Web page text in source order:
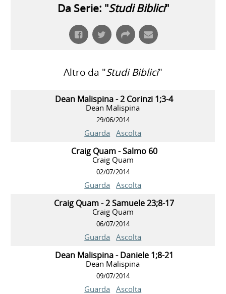
Da Serie: "Studi Biblici"
Altro da "Studi Biblici"
Dean Malispina - 2 Corinzi 1;3-4
Dean Malispina
29/06/2014
Guarda Ascolta
Craig Quam - Salmo 60
Craig Quam
02/07/2014
Guarda Ascolta
Craig Quam - 2 Samuele 23;8-17
Craig Quam
06/07/2014
Guarda Ascolta
Dean Malispina - Daniele 1;8-21
Dean Malispina
09/07/2014
Guarda Ascolta